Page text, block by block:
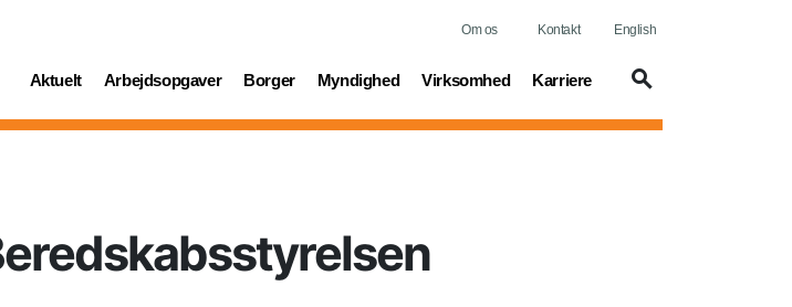
Om os Kontakt English
Aktuelt
(current) Arbejdsopgaver
(current) Borger
(current) Myndighed
(current) Virksomhed
(current) Karriere
(current)